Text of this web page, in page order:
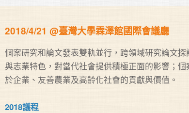
2018/4/21 @臺灣大學霖澤館國際會議廳
個案研究和論文發表雙軌並行，跨領域研究論文
與志業特色，對當代社會提供積極正面的影響；
於企業、友善農業及高齡化社會的貢獻與價值。
2018議程